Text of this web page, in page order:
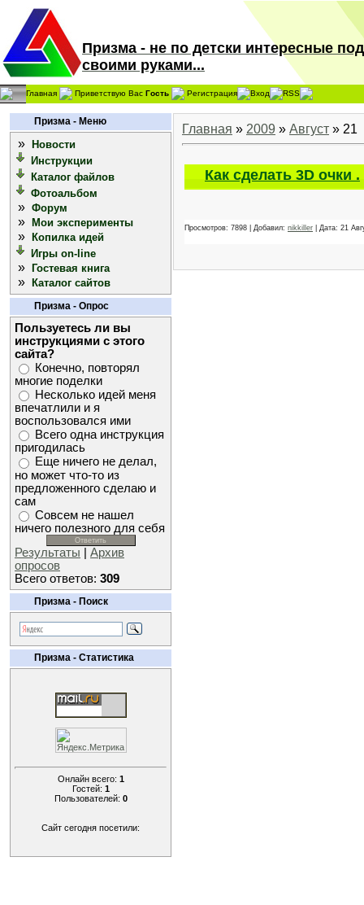
Призма - не по детски интересные
своими руками...
Главная Приветствую Вас Гость Регистрация Вход RSS
Призма - Меню
»
Новости
Инструкции
Каталог файлов
Фотоальбом
» Форум
» Мои эксперименты
»
Копилка идей
Игры on-line
» Гостевая книга
» Каталог сайтов
Призма - Опрос
Пользуетесь ли вы
инструкциями с этого
сайта?
Конечно, повторял
многие поделки
Несколько идей меня
впечатлили и я
воспользовался ими
Всего одна инструкция
пригодилась
Еще ничего не делал,
но может что-то из
предложенного сделаю и
сам
Совсем не нашел
ничего полезного для себя
Результаты
Архив
опросов
Всего ответов: 309
Призма - Поиск
Призма - Статистика
Онлайн всего: 1
Гостей: 1
Пользователей: 0
Сайт сегодня посетили:
Главная » 2009 » Август » 21
Как сделать 3D очки .
Просмотров: 7898 | Добавил: nikkiller | Дата: 21